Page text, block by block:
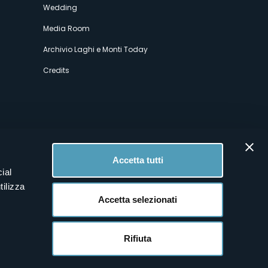
Accetta tutti
Accetta selezionati
Rifiuta
Wedding
Media Room
Archivio Laghi e Monti Today
Credits